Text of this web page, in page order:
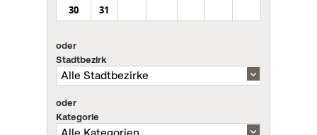
30
31
oder
Stadtbezirk
oder
Kategorie